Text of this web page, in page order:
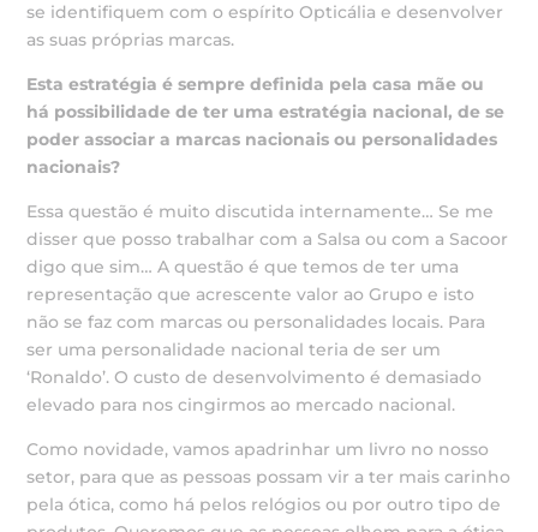
se identifiquem com o espírito Opticália e desenvolver
as suas próprias marcas.
Esta estratégia é sempre definida pela casa mãe ou
há possibilidade de ter uma estratégia nacional, de se
poder associar a marcas nacionais ou personalidades
nacionais?
Essa questão é muito discutida internamente… Se me
disser que posso trabalhar com a Salsa ou com a Sacoor
digo que sim… A questão é que temos de ter uma
representação que acrescente valor ao Grupo e isto
não se faz com marcas ou personalidades locais. Para
ser uma personalidade nacional teria de ser um
‘Ronaldo’. O custo de desenvolvimento é demasiado
elevado para nos cingirmos ao mercado nacional.
Como novidade, vamos apadrinhar um livro no nosso
setor, para que as pessoas possam vir a ter mais carinho
pela ótica, como há pelos relógios ou por outro tipo de